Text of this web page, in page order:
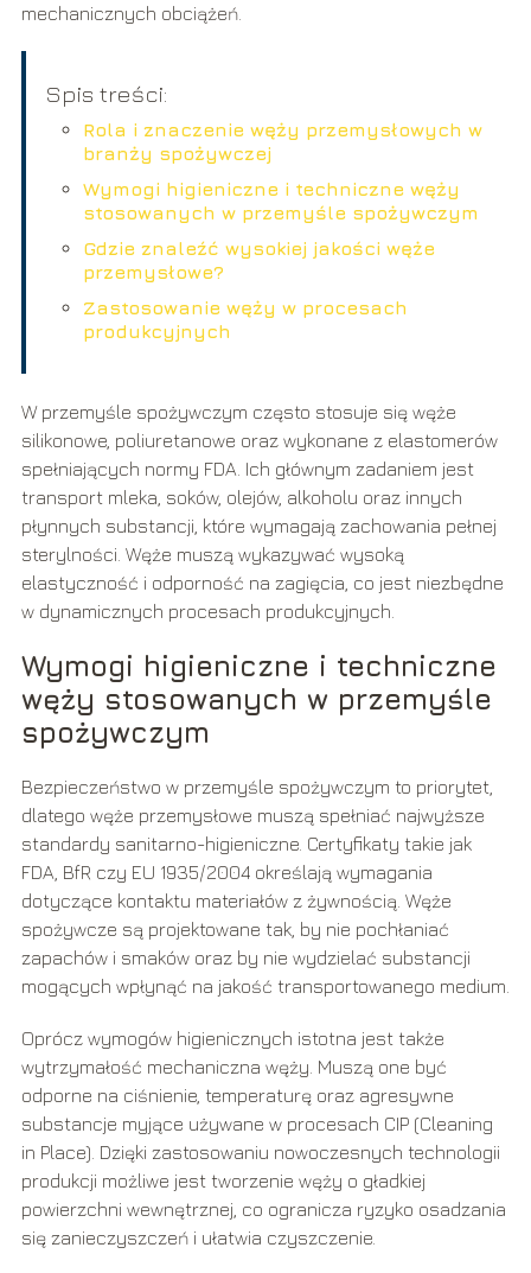
mechanicznych obciążeń.
Spis treści:
Rola i znaczenie węży przemysłowych w
branży spożywczej
Wymogi higieniczne i techniczne węży
stosowanych w przemyśle spożywczym
Gdzie znaleźć wysokiej jakości węże
przemysłowe?
Zastosowanie węży w procesach
produkcyjnych
W przemyśle spożywczym często stosuje się węże
silikonowe, poliuretanowe oraz wykonane z elastomerów
spełniających normy FDA. Ich głównym zadaniem jest
transport mleka, soków, olejów, alkoholu oraz innych
płynnych substancji, które wymagają zachowania pełnej
sterylności. Węże muszą wykazywać wysoką
elastyczność i odporność na zagięcia, co jest niezbędne
w dynamicznych procesach produkcyjnych.
Wymogi higieniczne i techniczne
węży stosowanych w przemyśle
spożywczym
Bezpieczeństwo w przemyśle spożywczym to priorytet,
dlatego węże przemysłowe muszą spełniać najwyższe
standardy sanitarno-higieniczne. Certyfikaty takie jak
FDA, BfR czy EU 1935/2004 określają wymagania
dotyczące kontaktu materiałów z żywnością. Węże
spożywcze są projektowane tak, by nie pochłaniać
zapachów i smaków oraz by nie wydzielać substancji
mogących wpłynąć na jakość transportowanego medium.
Oprócz wymogów higienicznych istotna jest także
wytrzymałość mechaniczna węży. Muszą one być
odporne na ciśnienie, temperaturę oraz agresywne
substancje myjące używane w procesach CIP (Cleaning
in Place). Dzięki zastosowaniu nowoczesnych technologii
produkcji możliwe jest tworzenie węży o gładkiej
powierzchni wewnętrznej, co ogranicza ryzyko osadzania
się zanieczyszczeń i ułatwia czyszczenie.